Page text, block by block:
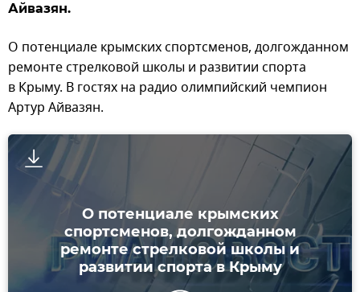
Айвазян.
О потенциале крымских спортсменов, долгожданном
ремонте стрелковой школы и развитии спорта
в Крыму. В гостях на радио олимпийский чемпион
Артур Айвазян.
О потенциале крымских
спортсменов, долгожданном
ремонте стрелковой школы и
развитии спорта в Крыму